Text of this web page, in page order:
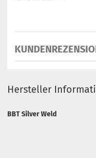
Hersteller
BBT Silver Weld